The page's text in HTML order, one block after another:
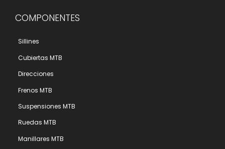
COMPONENTES
Sillines
Cubiertas MTB
Direcciones
Frenos MTB
Suspensiones MTB
Ruedas MTB
Manillares MTB